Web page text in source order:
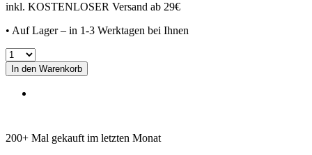
inkl. KOSTENLOSER Versand ab 29€
• Auf Lager – in 1-3 Werktagen bei Ihnen
Anzahl
In den Warenkorb
200+ Mal gekauft im letzten Monat